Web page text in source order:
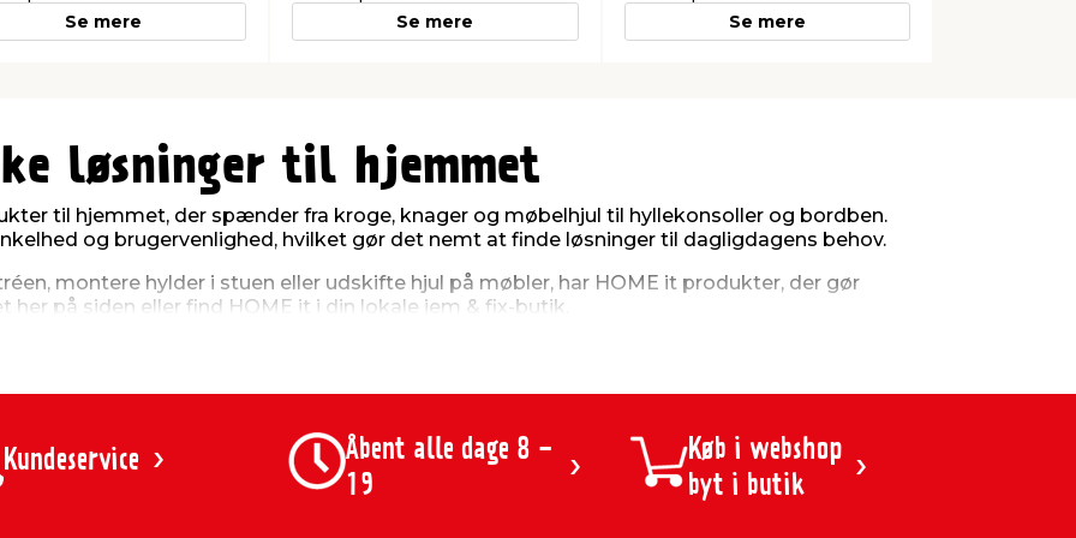
Se mere Se mere Se mere
løsninger til hjemmet
til hjemmet, der spænder fra kroge, knager og møbelhjul til hyllekonsoller og bordben.
og brugervenlighed, hvilket gør det nemt at finde løsninger til dagligdagens behov.​
montere hylder i stuen eller udskifte hjul på møbler, har HOME it produkter, der gør
her på siden eller find HOME it i din lokale jem & fix-butik.
til garderoben
Kundeservice
Åbent alle dage 8 -
19
Køb i webshop
byt i butik